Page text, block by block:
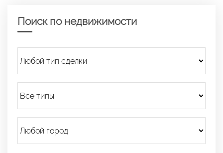
Поиск по недвижимости